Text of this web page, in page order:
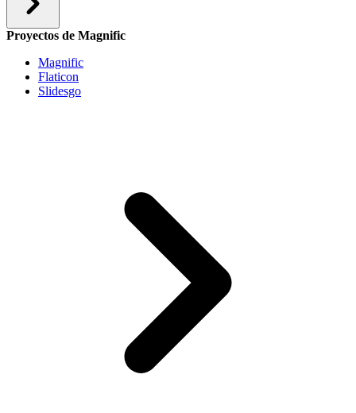
Proyectos de Magnific
Magnific
Flaticon
Slidesgo